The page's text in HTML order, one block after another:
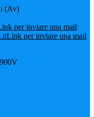
(Av)
per inviare una mail
Link per inviare una mail